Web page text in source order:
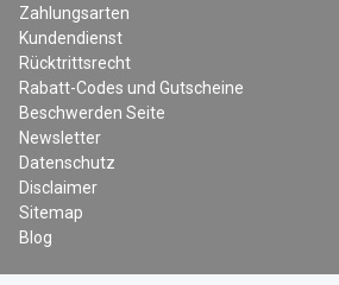
Zahlungsarten
Kundendienst
Rücktrittsrecht
Rabatt-Codes und Gutscheine
Beschwerden Seite
Newsletter
Datenschutz
Disclaimer
Sitemap
Blog